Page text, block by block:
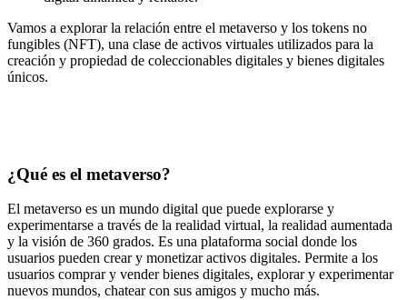
Vamos a explorar la relación entre el metaverso y los tokens no
fungibles (NFT), una clase de activos virtuales utilizados para la
creación y propiedad de coleccionables digitales y bienes digitales
únicos.
¿Qué es el metaverso?
El metaverso es un mundo digital que puede explorarse y
experimentarse a través de la realidad virtual, la realidad aumentada
y la visión de 360 grados. Es una plataforma social donde los
usuarios pueden crear y monetizar activos digitales. Permite a los
usuarios comprar y vender bienes digitales, explorar y experimentar
nuevos mundos, chatear con sus amigos y mucho más.